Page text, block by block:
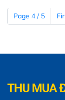
Page 4 / 5
THU MUA